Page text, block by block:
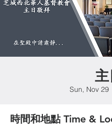
Sun, Nov 29
時間和地點 Time &